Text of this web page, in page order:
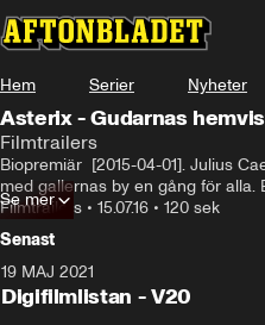
Hem Serier Nyheter
Asterix - Gudarnas
Filmtrailers
Biopremiär  [2015-04-01]. Julius
med gallernas by en gång för alla.
verket och börjar fälla träden intill
plats åt en högmodern romersk
gallerna vägrar ge upp och
sitt eget vis…
Filmen bygger på seriealbumet
Filmtrailers • 15.07.16 • 120 sek
Se mer
Senast
19 MAJ 2021
Digifilmlistan - V20